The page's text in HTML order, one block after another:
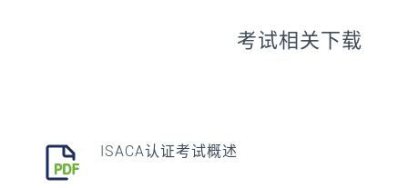
考试相关下载
ISACA认证考试概述